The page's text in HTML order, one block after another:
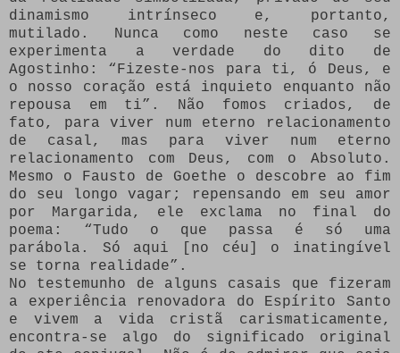
dinamismo intrínseco e, portanto,
mutilado. Nunca como neste caso se
experimenta a verdade do dito de
Agostinho: “Fizeste-nos para ti, ó Deus, e
o nosso coração está inquieto enquanto não
repousa em ti”. Não fomos criados, de
fato, para viver num eterno relacionamento
de casal, mas para viver num eterno
relacionamento com Deus, com o Absoluto.
Mesmo o Fausto de Goethe o descobre ao fim
do seu longo vagar; repensando em seu amor
por Margarida, ele exclama no final do
poema: “Tudo o que passa é só uma
parábola. Só aqui [no céu] o inatingível
se torna realidade”.
No testemunho de alguns casais que fizeram
a experiência renovadora do Espírito Santo
e vivem a vida cristã carismaticamente,
encontra-se algo do significado original